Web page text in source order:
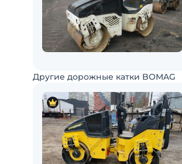
Другие дорожные катки BOMAG